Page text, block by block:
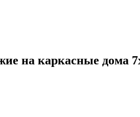
на каркасные дома